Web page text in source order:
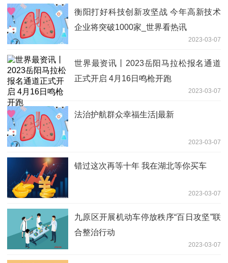
衡阳打好科技创新攻坚战 今年高新技术
企业将突破1000家_世界看热讯
2023-03-07
世界最资讯丨2023岳阳马拉松报名通道
正式开启 4月16日鸣枪开跑
2023-03-07
法治护航群众幸福生活|最新
2023-03-07
错过这次再等十年 我在湖北等你买车
2023-03-07
九原区开展机动车停放秩序“百日攻坚”联
合整治行动
2023-03-07